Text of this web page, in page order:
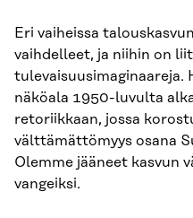
Eri vaiheissa
vaihdelleet, ja niihin on
tulevaisuusimaginaareja.
näköala 1950-luvulta
retoriikkaan, jossa
välttämättömyys osana
Olemme jääneet kasvun
vangeiksi.